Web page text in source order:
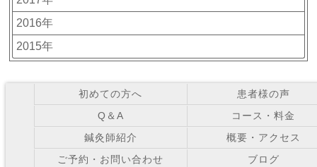
2016年
2015年
初めての方へ
患者様の声
Q＆A
コース・料金
鍼灸師紹介
概要・アクセス
ご予約・お問い合わせ
ブログ